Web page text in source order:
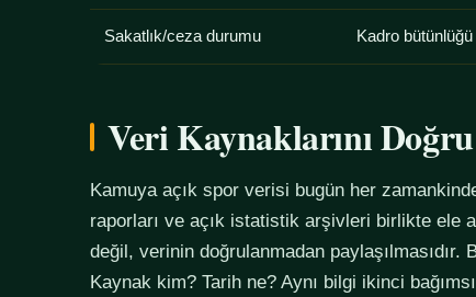
Sakatlık/ceza durumu Kadro bütünlüğü
Veri Kaynaklarını
Kamuya açık spor verisi bugün her
raporları ve açık istatistik arşivleri birlikte ele
değil, verinin doğrulanmadan
Kaynak kim? Tarih ne? Aynı bilgi ikinci